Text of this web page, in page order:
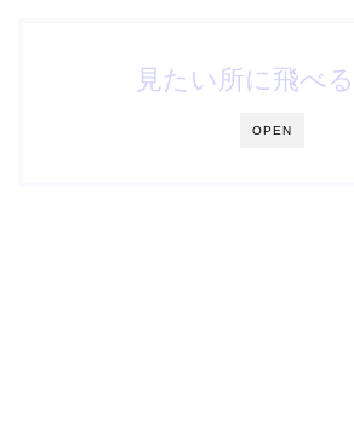
OPEN
見たい所に飛べ